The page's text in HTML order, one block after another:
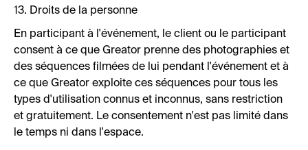
13. Droits de la personne
En participant à l'événement, le client ou le participant
consent à ce que Greator prenne des photographies et
des séquences filmées de lui pendant l'événement et à
ce que Greator exploite ces séquences pour tous les
types d'utilisation connus et inconnus, sans restriction
et gratuitement. Le consentement n'est pas limité dans
le temps ni dans l'espace.